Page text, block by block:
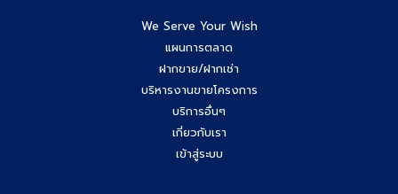
Agent Wish ปิดการขายสำเร็จค่ะ!! คุณอรพรรณ (โบว์) 084-
ยกระดับสกิล Agent wish วันนี้สัมมนาทีม Wish Property
ขอบคุณกสิกรที่เข้าร่วมเป็นพันธมิตรของบริษัท #Wishproperty
We Serve Your Wish
แผนการตลาด
ฝากขาย/ฝากเช่า
บริหารงานขายโครงการ
บริการอื่นๆ
เกี่ยวกับเรา
เข้าสู่ระบบ